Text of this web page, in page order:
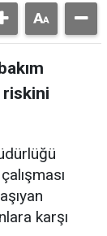
riskini
karşı